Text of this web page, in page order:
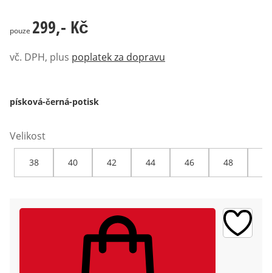
299,- Kč
pouze 299,- Kč
vč. DPH, plus poplatek za dopravu
písková-černá-potisk
Velikost
38 40 42 44 46 48